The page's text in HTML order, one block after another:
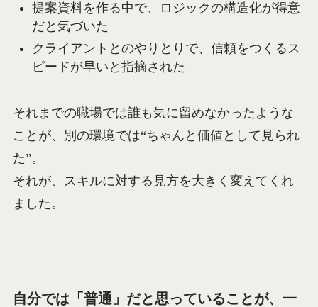
提案資料を作る中で、ロジックの構造化が得意
だと気づいた
クライアントとのやりとりで、信頼をつくるス
ピードが早いと指摘された
それまでの職場では誰も気に留めなかったような
ことが、別の環境では“ちゃんと価値として見られ
た”。
それが、スキルに対する見方を大きく変えてくれ
ました。
自分では「普通」だと思っていることが、一